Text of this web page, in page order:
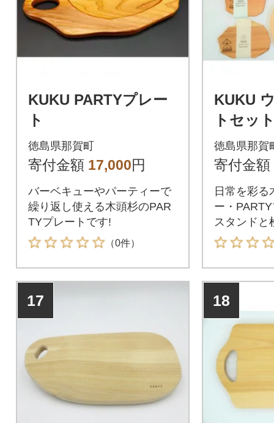
KUKU PARTYプレー
ト
徳島県那賀町
寄付金額 17,000円
バーベキューやパーティーで
繰り返し使える木頭杉のPAR
TYプレートです!
（0件）
KUKU
トセッ
徳島県那賀
寄付金額
日常を彩る
ー・
スタンドと
ードのセッ
17 18